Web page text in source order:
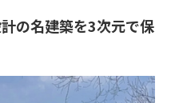
の名建築を3次元で保
サポーター会あ本員、無料
て定めるものです。